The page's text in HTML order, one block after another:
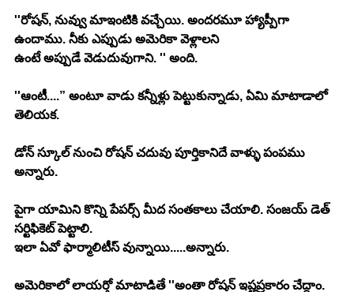
''రోషన్, నువ్వు మాఇంటికి వచ్చేయి. అందరమూ హ్యాప్పీగా
ఉందాము. నీకు ఎప్పుడు అమెరికా వెళ్లాలని
ఉంటే అప్పుడే వెడుదువుగాని. '' అంది.
''ఆంటీ....” అంటూ వాడు కన్నీళ్లు పెట్టుకున్నాడు, ఏమి మాటాడాలో
తెలియక.
డోన్ స్కూల్ నుంచి రోషన్ చదువు పూర్తికానిదే వాళ్ళు పంపము
అన్నారు.
పైగా యామిని కొన్ని పేపర్స్ మీద సంతకాలు చేయాలి. సంజయ్ డెత్
సర్టిఫికెట్ పెట్టాలి.
ఇలా ఏవో ఫార్మాలిటీస్ వున్నాయి.....అన్నారు.
అమెరికాలో లాయర్తో మాటాడితే ''అంతా రోషన్ ఇష్టప్రకారం చేద్దాం.